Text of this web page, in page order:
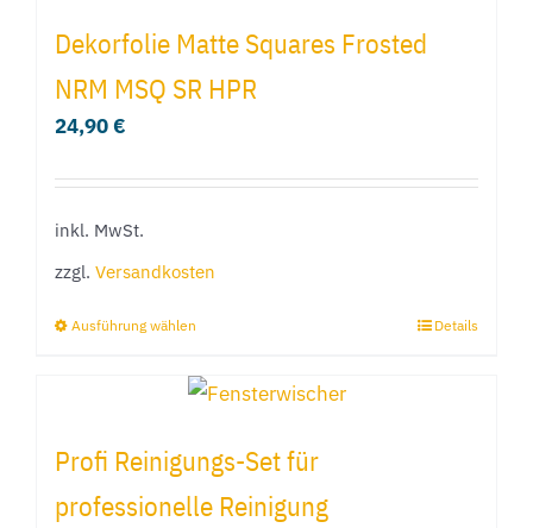
Varianten
auf.
der
werden
Dekorfolie Matte Squares Frosted
NRM MSQ SR HPR
24,90€
inkl. MwSt.
zzgl. Versandkosten
Ausführung wählen
weist
Varianten
auf.
Details
Profi Reinigungs-Set für
professionelle Reinigung